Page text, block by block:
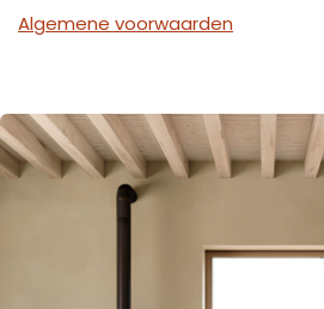
Algemene voorwaarden